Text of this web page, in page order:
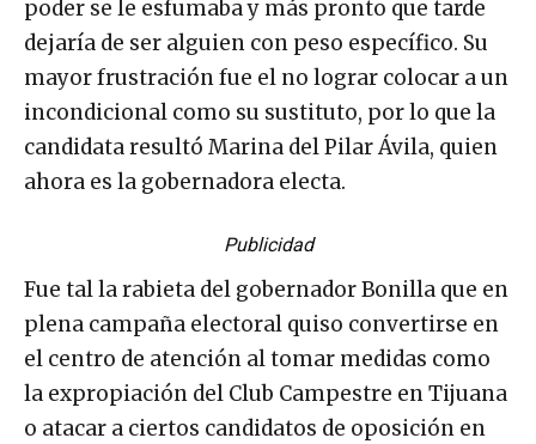
poder se le esfumaba y más pronto que tarde
dejaría de ser alguien con peso específico. Su
mayor frustración fue el no lograr colocar a un
incondicional como su sustituto, por lo que la
candidata resultó Marina del Pilar Ávila, quien
ahora es la gobernadora electa.
Publicidad
Fue tal la rabieta del gobernador Bonilla que en
plena campaña electoral quiso convertirse en
el centro de atención al tomar medidas como
la expropiación del Club Campestre en Tijuana
o atacar a ciertos candidatos de oposición en